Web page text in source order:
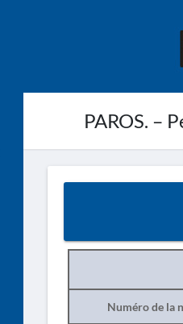
PAROS. –
Numéro de la